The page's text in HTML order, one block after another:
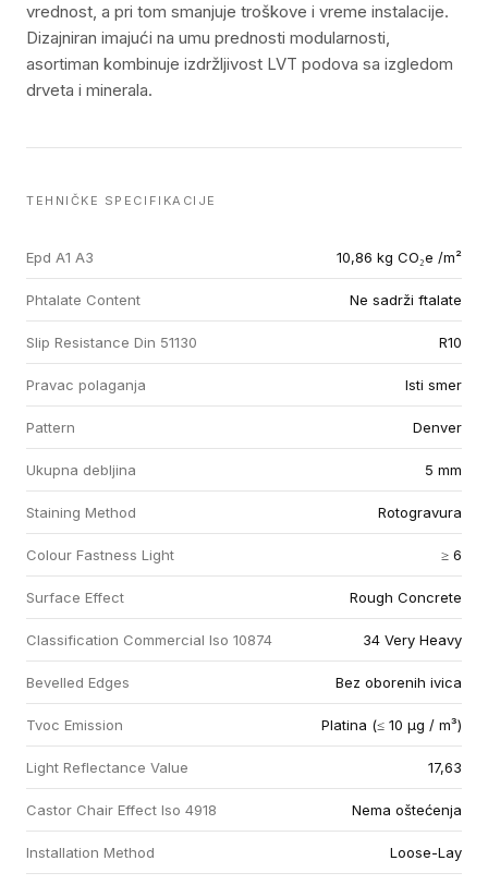
vrednost, a pri tom smanjuje troškove i vreme instalacije.
Dizajniran imajući na umu prednosti modularnosti,
asortiman kombinuje izdržljivost LVT podova sa izgledom
drveta i minerala.
TEHNIČKE SPECIFIKACIJE
Epd A1 A3 10,86 kg CO₂e /m²
Phtalate Content Ne sadrži ftalate
Slip Resistance Din 51130 R10
Pravac polaganja Isti smer
Pattern Denver
Ukupna debljina 5 mm
Staining Method Rotogravura
Colour Fastness Light ≥ 6
Surface Effect Rough Concrete
Classification Commercial Iso 10874 34 Very Heavy
Bevelled Edges Bez oborenih ivica
Tvoc Emission Platina (≤ 10 µg / m³)
Light Reflectance Value 17,63
Castor Chair Effect Iso 4918 Nema oštećenja
Installation Method Loose-Lay